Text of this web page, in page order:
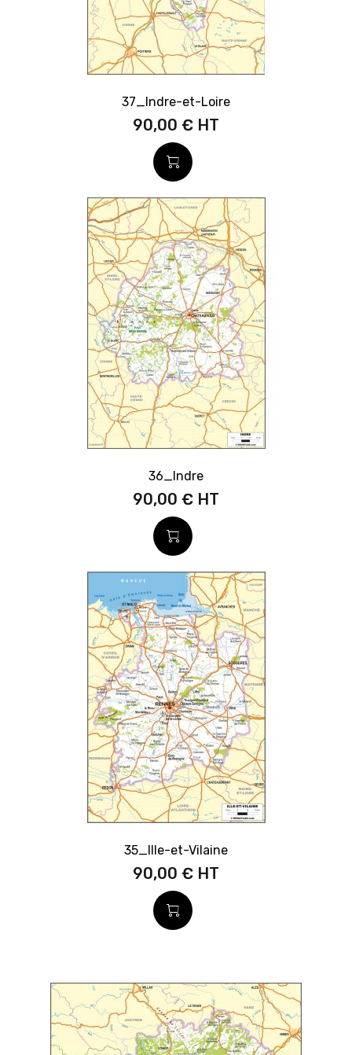
37_Indre-et-Loire
90,00 €
36_Indre
90,00 €
35_Ille-et-Vilaine
90,00 €